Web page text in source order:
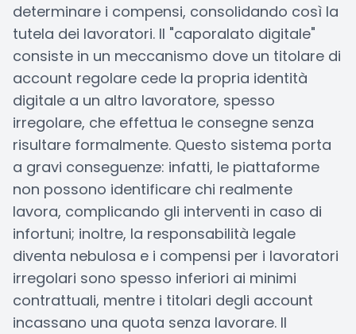
determinare i compensi, consolidando così la
tutela dei lavoratori. Il "caporalato digitale"
consiste in un meccanismo dove un titolare di
account regolare cede la propria identità
digitale a un altro lavoratore, spesso
irregolare, che effettua le consegne senza
risultare formalmente. Questo sistema porta
a gravi conseguenze: infatti, le piattaforme
non possono identificare chi realmente
lavora, complicando gli interventi in caso di
infortuni; inoltre, la responsabilità legale
diventa nebulosa e i compensi per i lavoratori
irregolari sono spesso inferiori ai minimi
contrattuali, mentre i titolari degli account
incassano una quota senza lavorare. Il